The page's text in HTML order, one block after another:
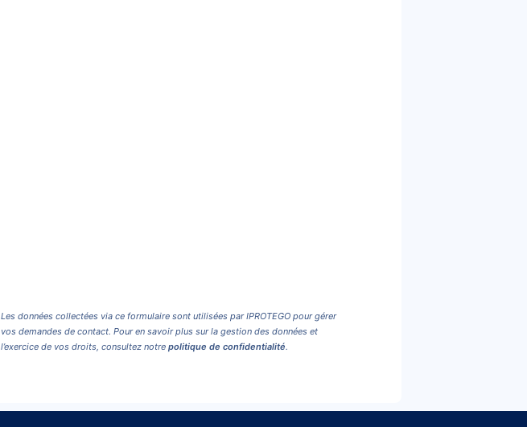
Les données collectées via ce formulaire sont utilisées par IPROTEGO pour gérer
vos demandes de contact. Pour en savoir plus sur la gestion des données et
l’exercice de vos droits, consultez notre politique de confidentialité.